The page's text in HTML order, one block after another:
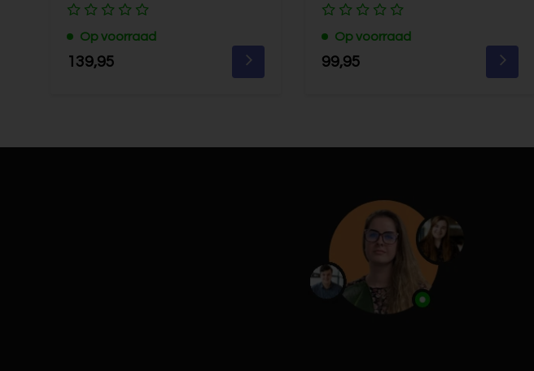
Op voorraad
139,95
Op voorraad
99,95